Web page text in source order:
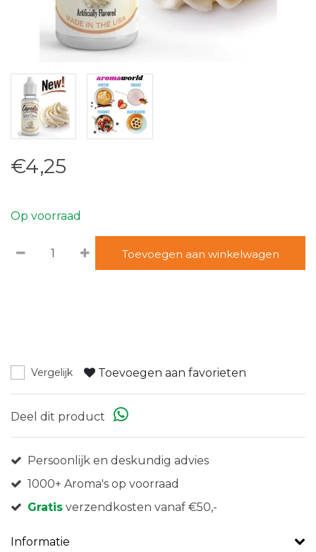
€4,25
Op voorraad
Toevoegen aan winkelwagen
Vergelijk Toevoegen aan favorieten
Deel dit product
Persoonlijk en deskundig advies
1000+ Aroma's op voorraad
Gratis verzendkosten vanaf €50,-
Informatie